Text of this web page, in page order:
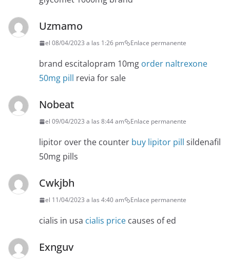
Uzmamo
el 08/04/2023 a las 1:26 pm Enlace permanente
brand escitalopram 10mg order naltrexone
50mg pill revia for sale
Nobeat
el 09/04/2023 a las 8:44 am Enlace permanente
lipitor over the counter buy lipitor pill sildenafil
50mg pills
Cwkjbh
el 11/04/2023 a las 4:40 am Enlace permanente
cialis in usa cialis price causes of ed
Exnguv